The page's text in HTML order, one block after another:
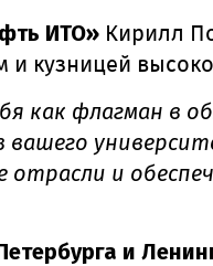
ИТО» Кирилл
кузницей
как флагман в
вашего
и
и